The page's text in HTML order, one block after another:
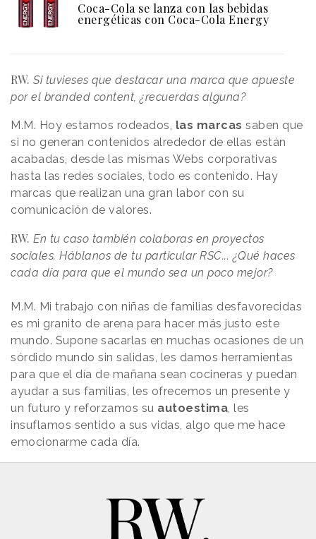
Coca-Cola se lanza con las bebidas
energéticas con Coca-Cola Energy
RW. Si tuvieses que destacar una marca que apueste
por el branded content, ¿recuerdas alguna?
M.M. Hoy estamos rodeados, las marcas saben que
si no generan contenidos alrededor de ellas están
acabadas, desde las mismas Webs corporativas
hasta las redes sociales, todo es contenido. Hay
marcas que realizan una gran labor con su
comunicación de valores.
RW. En tu caso también colaboras en proyectos
sociales. Háblanos de tu particular RSC... ¿Qué haces
cada día para que el mundo sea un poco mejor?
M.M. Mi trabajo con niñas de familias desfavorecidas
es mi granito de arena para hacer más justo este
mundo. Supone sacarlas en muchas ocasiones de un
sórdido mundo sin salidas, les damos herramientas
para que el día de mañana sean cocineras y puedan
ayudar a sus familias, les ofrecemos un presente y
un futuro y reforzamos su autoestima, les
insuflamos sentido a sus vidas, algo que me hace
emocionarme cada día.